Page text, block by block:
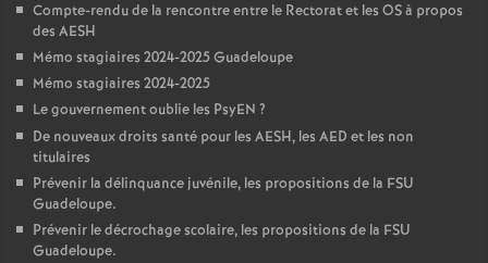
Compte-rendu de la rencontre entre le Rectorat et les OS à propos
des AESH
Mémo stagiaires 2024-2025 Guadeloupe
Mémo stagiaires 2024-2025
Le gouvernement oublie les PsyEN ?
De nouveaux droits santé pour les AESH, les AED et les non
titulaires
Prévenir la délinquance juvénile, les propositions de la FSU
Guadeloupe.
Prévenir le décrochage scolaire, les propositions de la FSU
Guadeloupe.